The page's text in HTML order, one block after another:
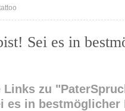
Sei es in
Links zu
es in